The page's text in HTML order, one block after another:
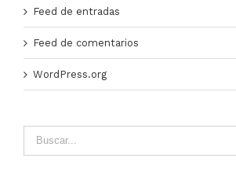
Feed de entradas
Feed de comentarios
WordPress.org